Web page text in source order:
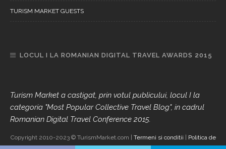
TURISM MARKET GUESTS
LOCUL I LA ROMANIAN DIGITAL TRAVEL AWARDS 2015
Turism Market a castigat, prin votul publicului, locul I la
categoria "Most Popular Collective Travel Blog", in cadrul
Romanian Digital Travel Conference 2015.
Copyright 2010-2023 © TurismMarket.com | Termeni si conditii
Politica de